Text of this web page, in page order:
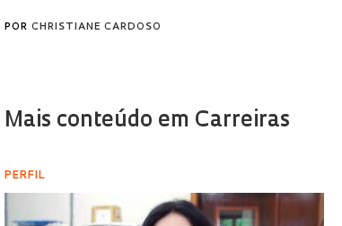
POR CHRISTIANE CARDOSO
Mais conteúdo em Carreiras
PERFIL